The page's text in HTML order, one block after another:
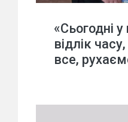
«Сьогодні
відлік
все,